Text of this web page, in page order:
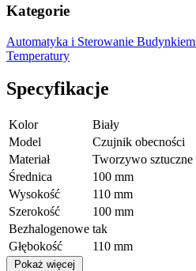
Kategorie
Automatyka i Sterowanie Budynkiem
Temperatury
Specyfikacje
Kolor
Biały
Model
Czujnik obecności
Materiał
Tworzywo sztuczne
Średnica
100 mm
Wysokość
110 mm
Szerokość
100 mm
Bezhalogenowe tak
Głębokość
110 mm
Pokaż więcej